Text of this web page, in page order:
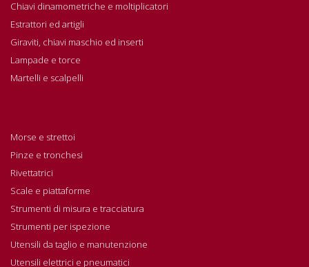
Chiavi dinamometriche e moltiplicatori
Estrattori ed artigli
Giraviti, chiavi maschio ed inserti
Lampade e torce
Martelli e scalpelli
Morse e strettoi
Pinze e tronchesi
Rivettatrici
Scale e piattaforme
Strumenti di misura e tracciatura
Strumenti per ispezione
Utensili da taglio e manutenzione
Utensili elettrici e pneumatici